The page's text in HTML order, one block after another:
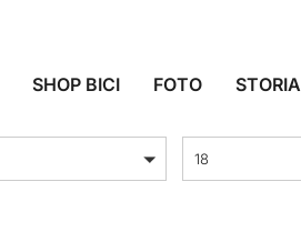
SHOP BICI FOTO STORIA
18